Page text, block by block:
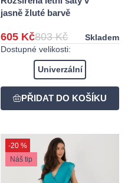
jasně žluté barvě
605 Kč803 Kč
Skladem
Dostupné velikosti:
Univerzální
-20 %
Náš tip